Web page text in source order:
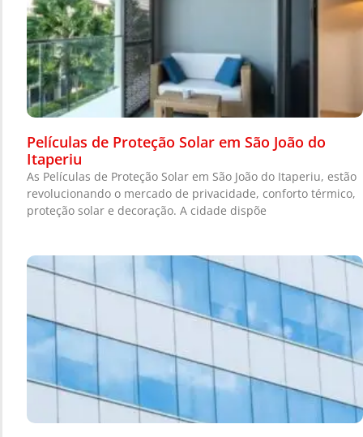
Películas de Proteção Solar em São João do
Itaperiu
As Películas de Proteção Solar em São João do Itaperiu, estão
revolucionando o mercado de privacidade, conforto térmico,
proteção solar e decoração. A cidade dispõe